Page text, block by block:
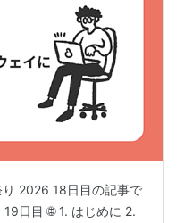
2026 18日目の記事で
日目 🌐 1. はじめに 2.